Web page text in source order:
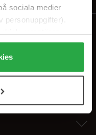
sociala medier
personuppgifter).
accepterar du
kan anpassa
som helst återkalla